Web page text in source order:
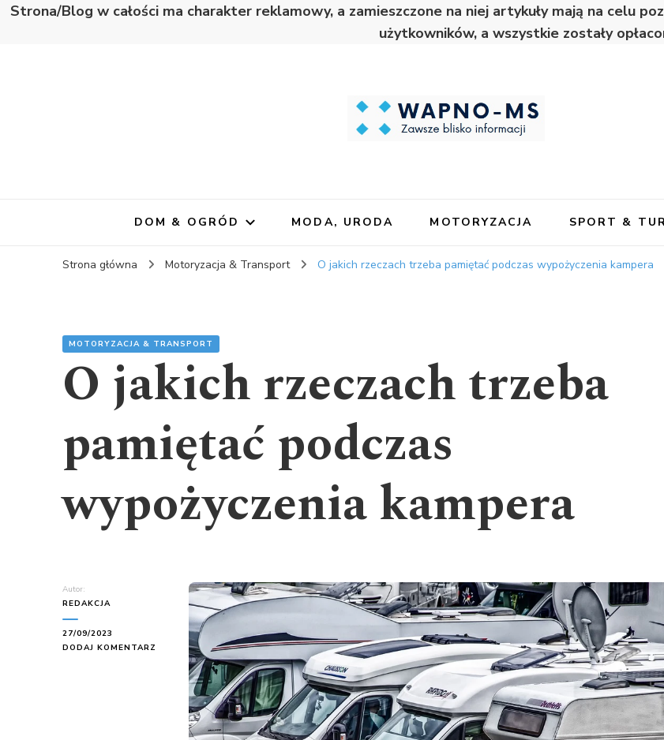
Strona/Blog w całości ma charakter reklamowy, a zamieszczone na niej artykuły mają na celu
użytkowników, a wszystkie zostały
DOM & OGRÓD MODA, URODA MOTORYZACJA SPORT &
Strona główna Motoryzacja & Transport O jakich rzeczach trzeba pamiętać podczas wypożyczenia kampera
MOTORYZACJA & TRANSPORT
O jakich rzeczach trzeba
pamiętać podczas
wypożyczenia kampera
Autor:
REDAKCJA
27/09/2023
DODAJ KOMENTARZ
RZECZACH
TRZEBA
PAMIĘTAĆ
PODCZAS